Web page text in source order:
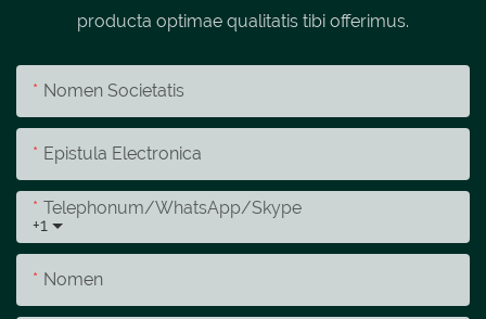
producta optimae qualitatis tibi offerimus.
Nomen Societatis
Epistula Electronica
+1
Telephonum/whatsApp/skype
Nomen